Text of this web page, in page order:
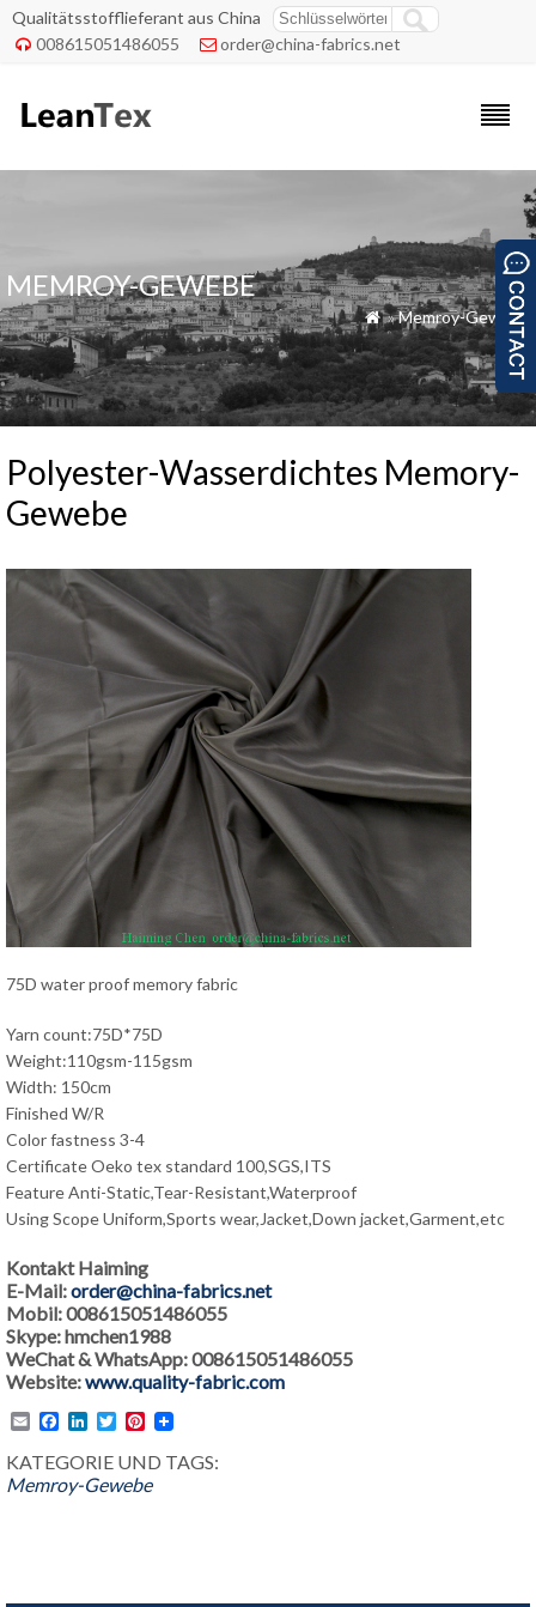
Qualitätsstofflieferant aus China
 008615051486055  order@china-fabrics.net
MEMROY-GEWEBE
 »Memroy-Gewebe
Polyester-Wasserdichtes Memory-
Gewebe
75D water proof memory fabric
Yarn count:75D*75D
Weight:110gsm-115gsm
Width: 150cm
Finished W/R
Color fastness 3-4
Certificate Oeko tex standard 100,SGS,ITS
Feature Anti-Static,Tear-Resistant,Waterproof
Using Scope Uniform,Sports wear,Jacket,Down jacket,Garment,etc
Kontakt Haiming
E-Mail:order@china-fabrics.net
Mobil: 008615051486055
Skype: hmchen1988
WeChat & WhatsApp: 008615051486055
Website:www.quality-fabric.com
EmailFacebook
LinkedIn
TwitterPinterest
KATEGORIE UND TAGS:
Memroy-Gewebe